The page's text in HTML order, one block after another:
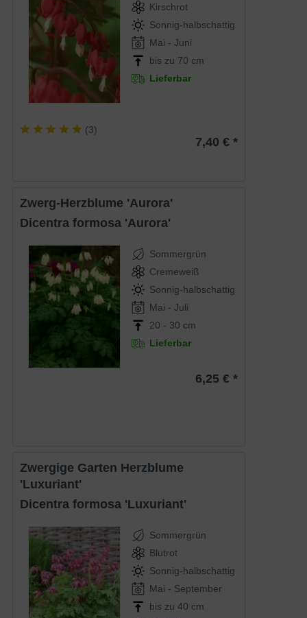
Kirschrot
Sonnig-halbschattig
Mai - Juni
bis zu 70 cm
Lieferbar
(3)
7,40 € *
Zwerg-Herzblume 'Aurora'
Dicentra formosa 'Aurora'
Sommergrün
Cremeweiß
Sonnig-halbschattig
Mai - Juli
20 - 30 cm
Lieferbar
6,25 € *
Zwergige Garten Herzblume
'Luxuriant'
Dicentra formosa 'Luxuriant'
Sommergrün
Blutrot
Sonnig-halbschattig
Mai - September
bis zu 40 cm